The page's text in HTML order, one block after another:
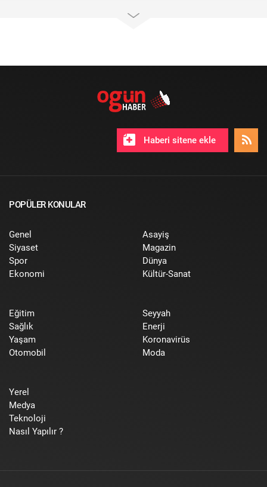
Haberi sitene ekle
POPÜLER KONULAR
Genel
Siyaset
Spor
Ekonomi
Asayiş
Magazin
Dünya
Kültür-Sanat
Eğitim
Sağlık
Yaşam
Otomobil
Seyyah
Enerji
Koronavirüs
Moda
Yerel
Medya
Teknoloji
Nasıl Yapılır ?